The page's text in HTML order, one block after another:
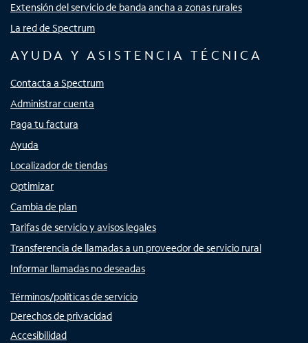
Extensión del servicio de banda ancha a zonas rurales
La red de Spectrum
AYUDA Y ASISTENCIA TÉCNICA
Contacta a Spectrum
Administrar cuenta
Paga tu factura
Ayuda
Localizador de tiendas
Optimizar
Cambia de plan
Tarifas de servicio y avisos legales
Transferencia de llamadas a un proveedor de servicio rural
Informar llamadas no deseadas
Términos/políticas de servicio
Derechos de privacidad
Accesibilidad